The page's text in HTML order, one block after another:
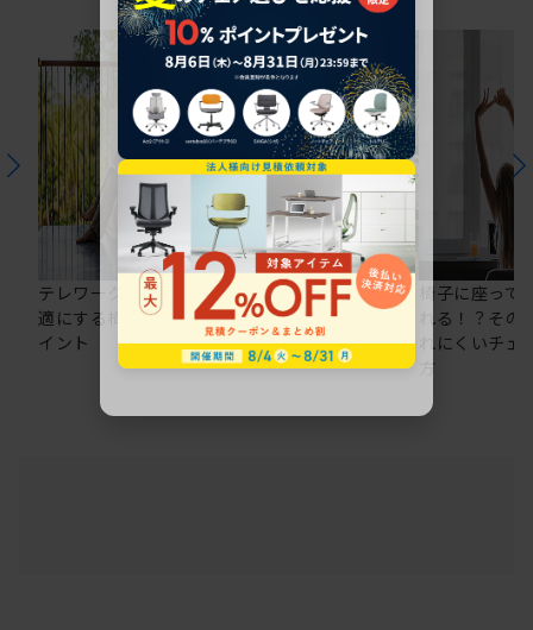
テレワークの仕事を快
適にする椅子選びのポ
イント
在宅ワークにおすすめ
のオフィスチェア5選
椅子に座っ
れる！？その
れにくいチェ
方